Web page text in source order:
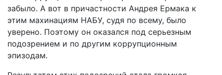
забыло. А вот в причастности Андрея Ермака к
этим махинациям НАБУ, судя по всему, было
уверено. Поэтому он оказался под серьезным
подозрением и по другим коррупционным
эпизодам.